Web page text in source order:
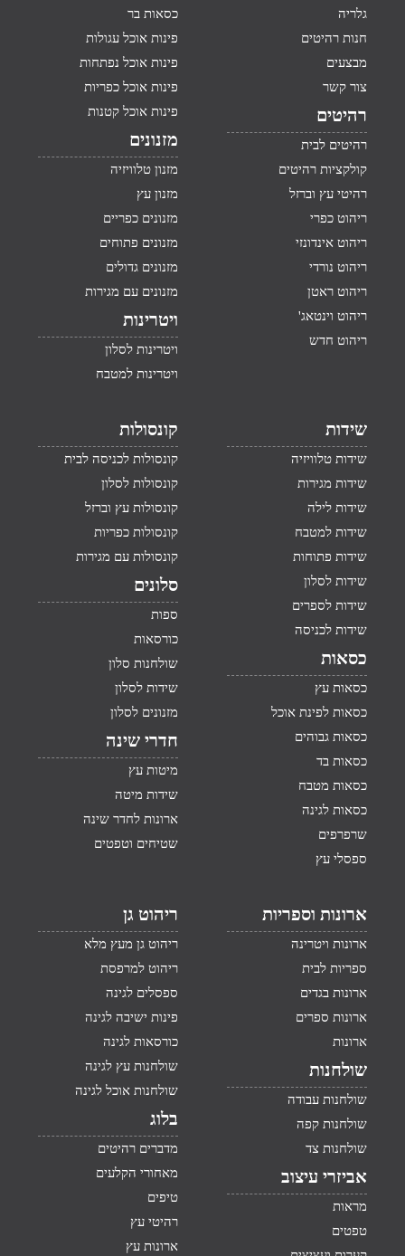
גלריה
חנות רהיטים
מבצעים
צור קשר
רהיטים
רהיטים לבית
קולקציות רהיטים
רהיטי עץ וברזל
ריהוט כפרי
ריהוט אינדונזי
ריהוט נורדי
ריהוט ראטן
ריהוט וינטאג'
ריהוט חדש
כסאות בר
פינות אוכל עגולות
פינות אוכל נפתחות
פינות אוכל כפריות
פינות אוכל קטנות
מזנונים
מזנון טלוויזיה
מזנון עץ
מזנונים כפריים
מזנונים פתוחים
מזנונים גדולים
מזנונים עם מגירות
ויטרינות
ויטרינות לסלון
ויטרינות למטבח
שידות
שידות טלוויזיה
שידות מגירות
שידות לילה
שידות למטבח
שידות פתוחות
שידות לסלון
שידות לספרים
שידות לכניסה
כסאות
כסאות עץ
כסאות לפינת אוכל
כסאות גבוהים
כסאות בד
כסאות מטבח
כסאות לגינה
שרפרפים
ספסלי עץ
קונסולות
קונסולות לכניסה לבית
קונסולות לסלון
קונסולות עץ וברזל
קונסולות כפריות
קונסולות עם מגירות
סלונים
ספות
כורסאות
שולחנות סלון
שידות לסלון
מזנונים לסלון
חדרי שינה
מיטות עץ
שידות מיטה
ארונות לחדר שינה
שטיחים וטפטים
ארונות וספריות
ארונות ויטרינה
ספריות לבית
ארונות בגדים
ארונות ספרים
ארונות
שולחנות
שולחנות עבודה
שולחנות קפה
שולחנות צד
אביזרי עיצוב
מראות
טפטים
ריהוט גן
ריהוט גן מעץ מלא
ריהוט למרפסת
ספסלים לגינה
פינות ישיבה לגינה
כורסאות לגינה
שולחנות עץ לגינה
שולחנות אוכל לגינה
בלוג
מדברים רהיטים
מאחורי הקלעים
טיפים
רהיטי עץ
ארונות עץ